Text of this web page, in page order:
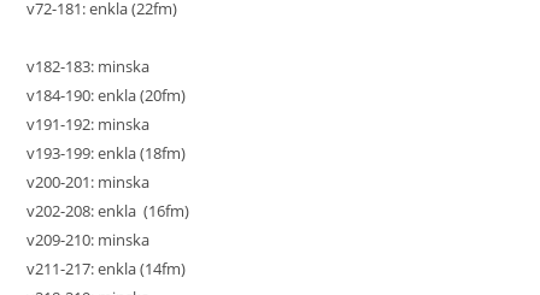
v72-181: enkla (22fm)
v182-183: minska
v184-190: enkla (20fm)
v191-192: minska
v193-199: enkla (18fm)
v200-201: minska
v202-208: enkla (16fm)
v209-210: minska
v211-217: enkla (14fm)